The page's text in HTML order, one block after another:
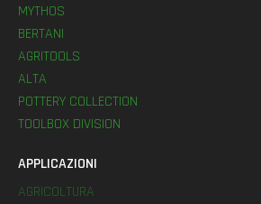
MYTHOS
BERTANI
AGRITOOLS
ALTA
POTTERY COLLECTION
TOOLBOX DIVISION
APPLICAZIONI
AGRICOLTURA